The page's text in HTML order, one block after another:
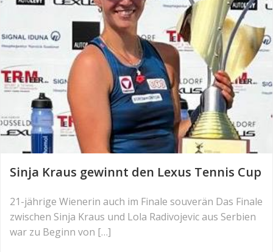
Sinja Kraus gewinnt den Lexus Tennis Cup
21-jährige Wienerin auch im Finale souverän Das Finale
zwischen Sinja Kraus und Lola Radivojevic aus Serbien
war zu Beginn von […]